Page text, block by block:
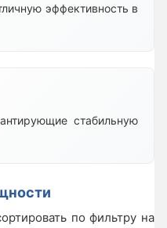
эффективность в
стабильную
по фильтру на